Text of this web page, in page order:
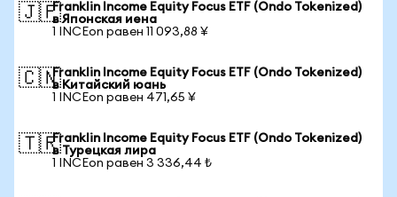
🇯🇵Franklin Income Equity Focus ETF (Ondo Tokenized)
в Японская иена
1 INCEon равен 11 093,88 ¥
🇨🇳Franklin Income Equity Focus ETF (Ondo Tokenized)
в Китайский юань
1 INCEon равен 471,65 ¥
🇹🇷Franklin Income Equity Focus ETF (Ondo Tokenized)
в Турецкая лира
1 INCEon равен 3 336,44 ₺